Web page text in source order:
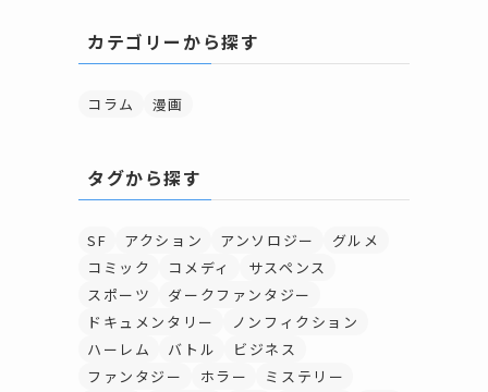
カテゴリーから探す
コラム 漫画
タグから探す
SF アクション アンソロジー
グルメ
コミック
コメディ
サスペンス
スポーツ
ダークファンタジー
ドキュメンタリー
ノンフィクション
ハーレム
バトル
ビジネス
ファンタジー
ホラー
ミステリー